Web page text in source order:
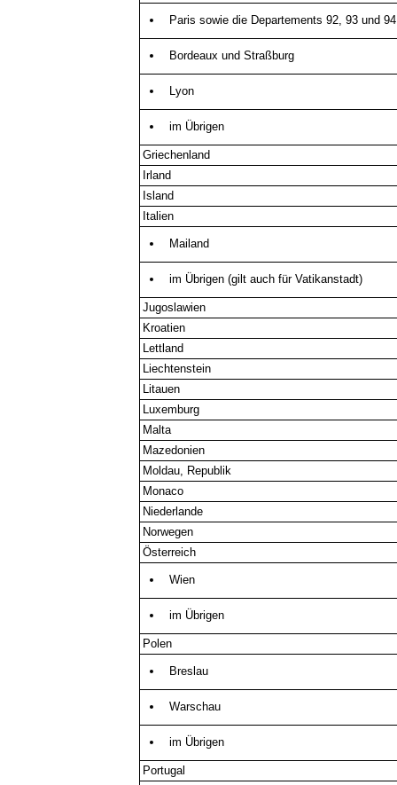
Paris sowie die Departements 92, 93 und 94
Bordeaux und Straßburg
Lyon
im Übrigen
Griechenland
Irland
Island
Italien
Mailand
im Übrigen (gilt auch für Vatikanstadt)
Jugoslawien
Kroatien
Lettland
Liechtenstein
Litauen
Luxemburg
Malta
Mazedonien
Moldau, Republik
Monaco
Niederlande
Norwegen
Österreich
Wien
im Übrigen
Polen
Breslau
Warschau
im Übrigen
Portugal